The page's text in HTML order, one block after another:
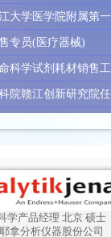
大学医学院附属第
专员(医疗器械)
学产品经理 北京 硕士
拿分析仪器股份公司